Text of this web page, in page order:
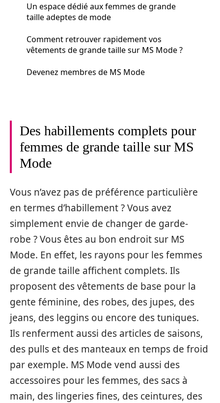
Un espace dédié aux femmes de grande
taille adeptes de mode
Comment retrouver rapidement vos
vêtements de grande taille sur MS Mode ?
Devenez membres de MS Mode
Des habillements complets pour
femmes de grande taille sur MS
Mode
Vous n’avez pas de préférence particulière
en termes d’habillement ? Vous avez
simplement envie de changer de garde-
robe ? Vous êtes au bon endroit sur MS
Mode. En effet, les rayons pour les femmes
de grande taille affichent complets. Ils
proposent des vêtements de base pour la
gente féminine, des robes, des jupes, des
jeans, des leggins ou encore des tuniques.
Ils renferment aussi des articles de saisons,
des pulls et des manteaux en temps de froid
par exemple. MS Mode vend aussi des
accessoires pour les femmes, des sacs à
main, des lingeries fines, des ceintures, des